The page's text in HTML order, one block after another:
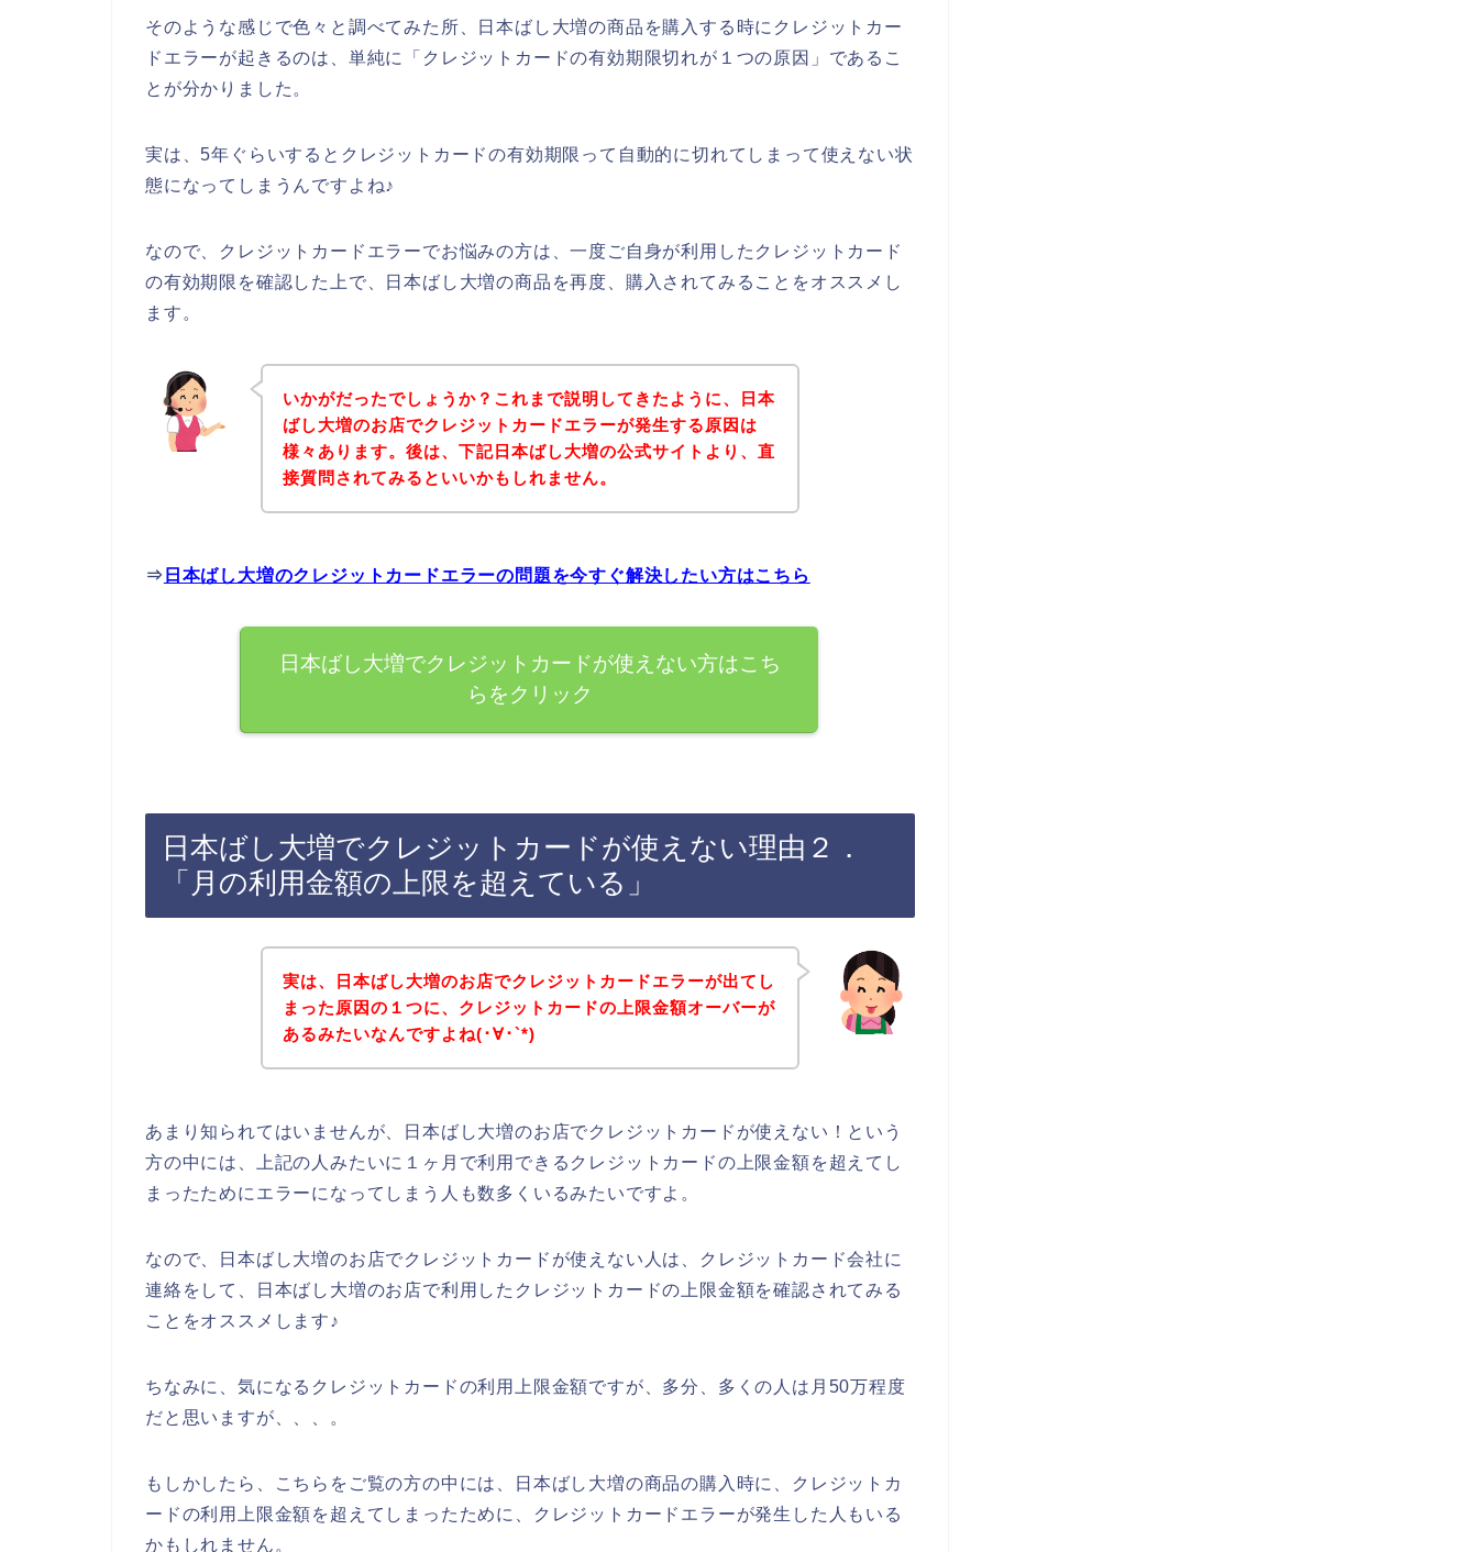
そのような感じで色々と調べてみた所、日本ばし大増の商品を購入する時にクレジットカー
ドエラーが起きるのは、単純に「クレジットカードの有効期限切れが１つの原因」であるこ
とが分かりました。
実は、5年ぐらいするとクレジットカードの有効期限って自動的に切れてしまって使えない状
態になってしまうんですよね♪
なので、クレジットカードエラーでお悩みの方は、一度ご自身が利用したクレジットカード
の有効期限を確認した上で、日本ばし大増の商品を再度、購入されてみることをオススメし
ます。
いかがだったでしょうか？これまで説明してきたように、日本
ばし大増のお店でクレジットカードエラーが発生する原因は
様々あります。後は、下記日本ばし大増の公式サイトより、直
接質問されてみるといいかもしれません。
⇒ 日本ばし大増のクレジットカードエラーの問題を今すぐ解決したい方はこちら
日本ばし大増でクレジットカードが使えない方はこち
らをクリック
日本ばし大増でクレジットカードが使えない理由２．
「月の利用金額の上限を超えている」
実は、日本ばし大増のお店でクレジットカードエラーが出てし
まった原因の１つに、クレジットカードの上限金額オーバーが
あるみたいなんですよね(･∀･`*)
あまり知られてはいませんが、日本ばし大増のお店でクレジットカードが使えない！という
方の中には、上記の人みたいに１ヶ月で利用できるクレジットカードの上限金額を超えてし
まったためにエラーになってしまう人も数多くいるみたいですよ。
なので、日本ばし大増のお店でクレジットカードが使えない人は、クレジットカード会社に
連絡をして、日本ばし大増のお店で利用したクレジットカードの上限金額を確認されてみる
ことをオススメします♪
ちなみに、気になるクレジットカードの利用上限金額ですが、多分、多くの人は月50万程度
だと思いますが、、、。
もしかしたら、こちらをご覧の方の中には、日本ばし大増の商品の購入時に、クレジットカ
ードの利用上限金額を超えてしまったために、クレジットカードエラーが発生した人もいる
かもしれません。